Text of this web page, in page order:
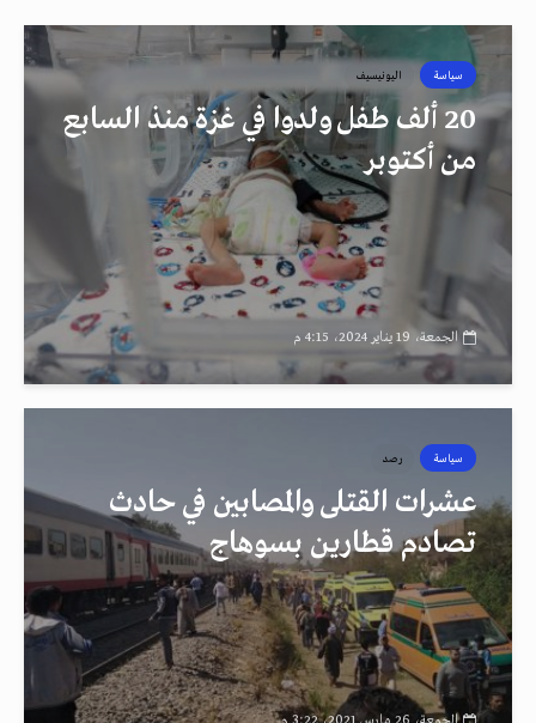
سياسة اليونيسيف
20 ألف طفل ولدوا في غزة منذ السابع
من أكتوبر
الجمعة، 19 يناير 2024، 4:15 م
سياسة رصد
عشرات القتلى والمصابين في حادث
تصادم قطارين بسوهاج